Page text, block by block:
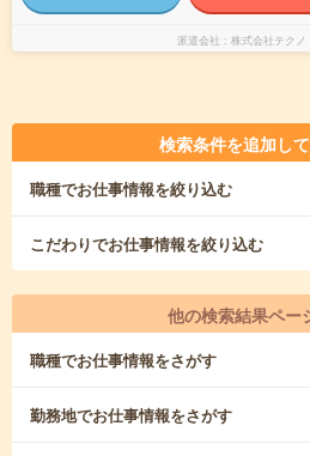
派遣会社 株式会社テクノ
検索条件を追加し
職種でお仕事情報を絞り込む
こだわりでお仕事情報を絞り込む
他の検索結果ペー
職種でお仕事情報をさがす
勤務地でお仕事情報をさがす